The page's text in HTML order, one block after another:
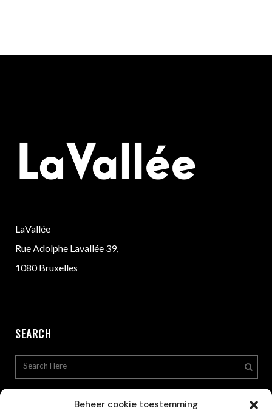
Beheer cookie toestemming
LaVallée
Rue Adolphe Lavallée 39,
1080 Bruxelles
SEARCH